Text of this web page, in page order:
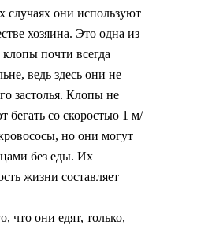
случаях они используют
хозяина. Это одна из
почти всегда
ведь здесь они не
застолья. Клопы не
бегать со скоростью 1 м/
но они могут
без еды. Их
жизни составляет
что они едят, только,